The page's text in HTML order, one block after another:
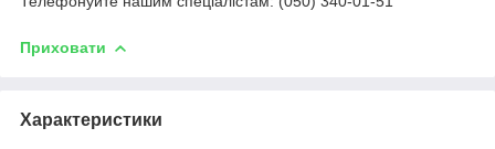
Приховати
Характеристики